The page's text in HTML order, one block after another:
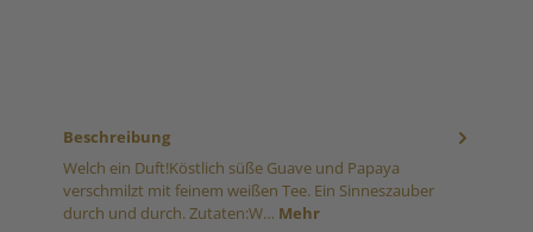
Beschreibung
Welch ein Duft!Köstlich süße Guave und Papaya
verschmilzt mit feinem weißen Tee. Ein Sinneszauber
durch und durch. Zutaten:W… Mehr